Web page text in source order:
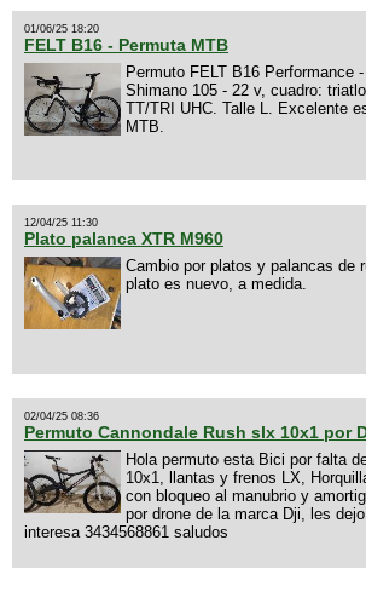
01/06/25 18:20
FELT B16 - Permuta MTB
Permuto FELT B16 Performance
Shimano 105 - 22 v, cuadro:
TT/TRI UHC. Talle L. Excelente
MTB.
12/04/25 11:30
Plato palanca XTR M960
Cambio por platos y palancas de
plato es nuevo, a medida.
02/04/25 08:36
Permuto Cannondale Rush slx 10x1 por
Hola permuto esta Bici por falta
10x1, llantas y frenos LX,
con bloqueo al manubrio y
por drone de la marca Dji, les
interesa 3434568861 saludos